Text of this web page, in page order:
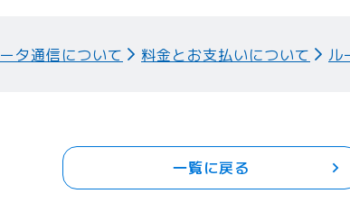
タ通信について 料金とお支払いについて ル
一覧に戻る